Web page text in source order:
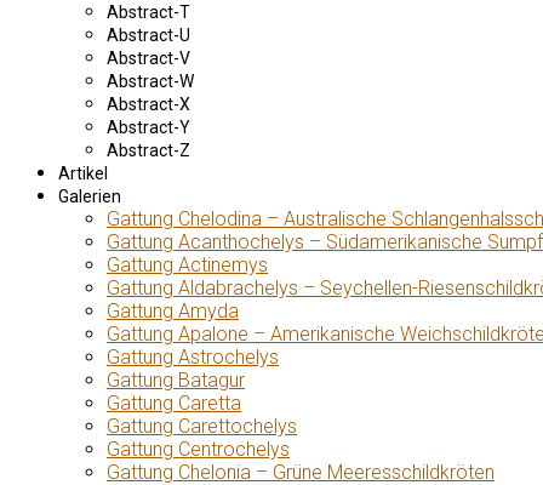
Abstract-T
Abstract-U
Abstract-V
Abstract-W
Abstract-X
Abstract-Y
Abstract-Z
Artikel
Galerien
Gattung Chelodina – Australische
Gattung Acanthochelys – Südamerikanische
Gattung Actinemys
Gattung Aldabrachelys – Seychellen-
Gattung Amyda
Gattung Apalone – Amerikanische
Gattung Astrochelys
Gattung Batagur
Gattung Caretta
Gattung Carettochelys
Gattung Centrochelys
Gattung Chelonia – Grüne Meeresschildkröten